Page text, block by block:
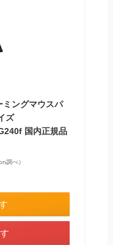
ングマウスパ
ズ
国内正規品
調べ）